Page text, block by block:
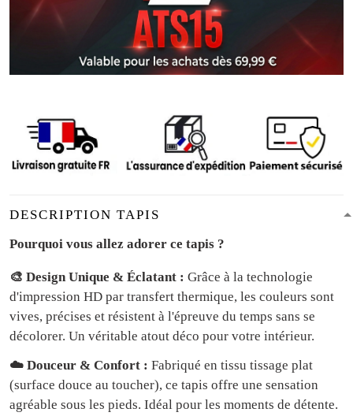
DESCRIPTION TAPIS
Pourquoi vous allez adorer ce tapis ?
🎨 Design Unique & Éclatant : Grâce à la technologie
d'impression HD par transfert thermique, les couleurs sont
vives, précises et résistent à l'épreuve du temps sans se
décolorer. Un véritable atout déco pour votre intérieur.
☁️ Douceur & Confort : Fabriqué en tissu tissage plat
(surface douce au toucher), ce tapis offre une sensation
agréable sous les pieds. Idéal pour les moments de détente.